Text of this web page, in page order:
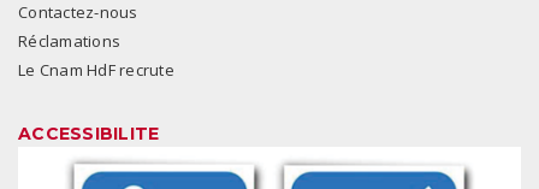
Contactez-nous
Réclamations
Le Cnam HdF recrute
ACCESSIBILITE